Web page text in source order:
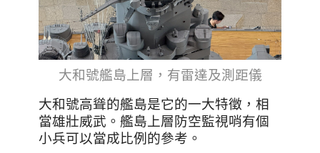
大和號艦島上層，有雷達及測距儀
大和號高聳的艦島是它的一大特徵，相
當雄壯威武。艦島上層防空監視哨有個
小兵可以當成比例的參考。